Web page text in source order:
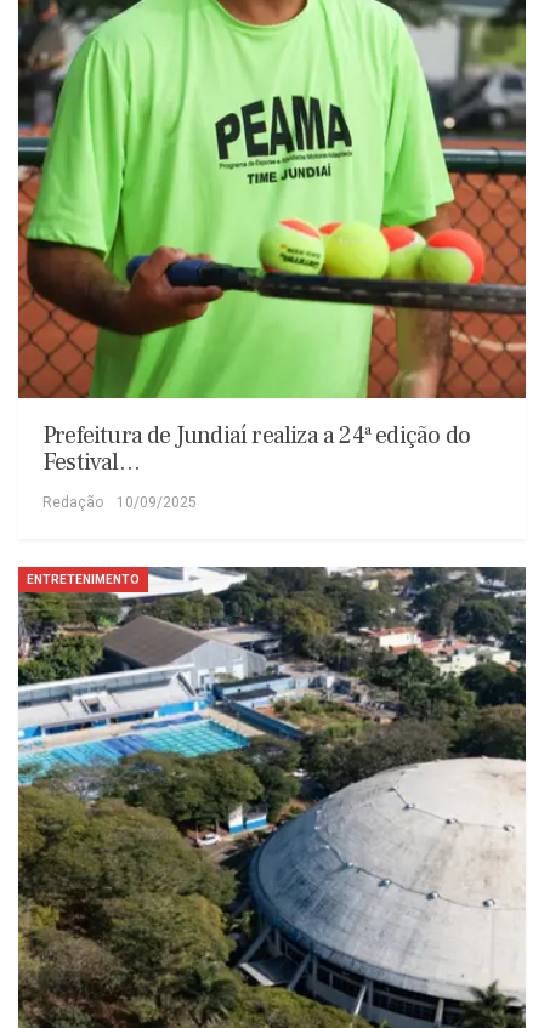
Prefeitura de Jundiaí realiza a 24ª edição do
Festival…
Redação 10/09/2025
ENTRETENIMENTO